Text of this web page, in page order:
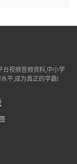
台视频音频资料,中小学
平,成为真正的学霸!